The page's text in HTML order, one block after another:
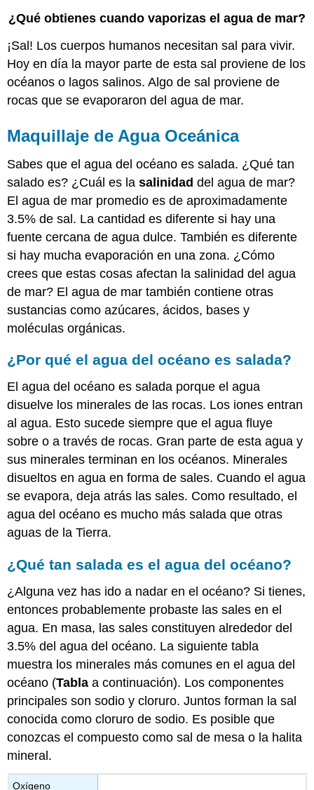
¿Qué obtienes cuando vaporizas el agua de mar?
¡Sal! Los cuerpos humanos necesitan sal para vivir.
Hoy en día la mayor parte de esta sal proviene de los
océanos o lagos salinos. Algo de sal proviene de
rocas que se evaporaron del agua de mar.
Maquillaje de Agua Oceánica
Sabes que el agua del océano es salada. ¿Qué tan
salado es? ¿Cuál es lasalinidad del agua de mar?
El agua de mar promedio es de aproximadamente
3.5% de sal. La cantidad es diferente si hay una
fuente cercana de agua dulce. También es diferente
si hay mucha evaporación en una zona. ¿Cómo
crees que estas cosas afectan la salinidad del agua
de mar? El agua de mar también contiene otras
sustancias como azúcares, ácidos, bases y
moléculas orgánicas.
¿Por qué el agua del océano es salada?
El agua del océano es salada porque el agua
disuelve los minerales de las rocas. Los iones entran
al agua. Esto sucede siempre que el agua fluye
sobre o a través de rocas. Gran parte de esta agua y
sus minerales terminan en los océanos. Minerales
disueltos en agua en forma de sales. Cuando el agua
se evapora, deja atrás las sales. Como resultado, el
agua del océano es mucho más salada que otras
aguas de la Tierra.
¿Qué tan salada es el agua del océano?
¿Alguna vez has ido a nadar en el océano? Si tienes,
entonces probablemente probaste las sales en el
agua. En masa, las sales constituyen alrededor del
3.5% del agua del océano. La siguiente tabla
muestra los minerales más comunes en el agua del
océano (Tabla a continuación). Los componentes
principales son sodio y cloruro. Juntos forman la sal
conocida como cloruro de sodio. Es posible que
conozcas el compuesto como sal de mesa o la halita
mineral.
Oxígeno